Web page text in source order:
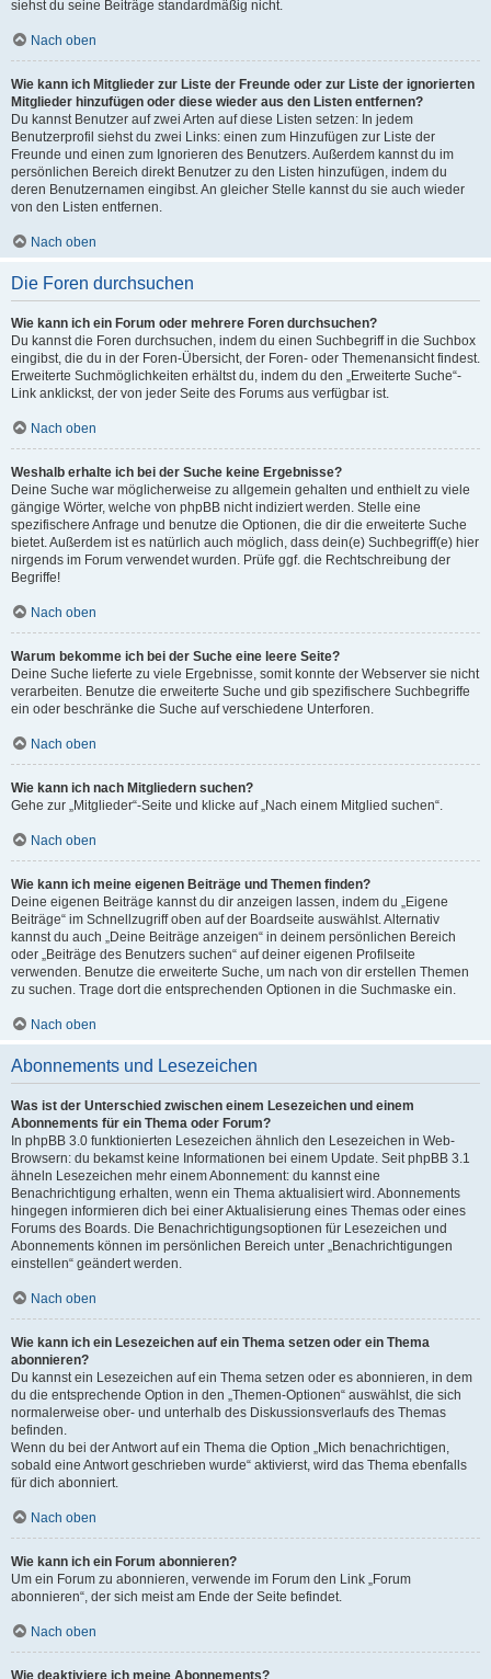
siehst du seine Beiträge standardmäßig nicht.
Nach oben
Wie kann ich Mitglieder zur Liste der Freunde oder zur Liste der ignorierten
Mitglieder hinzufügen oder diese wieder aus den Listen entfernen?
Du kannst Benutzer auf zwei Arten auf diese Listen setzen: In jedem
Benutzerprofil siehst du zwei Links: einen zum Hinzufügen zur Liste der
Freunde und einen zum Ignorieren des Benutzers. Außerdem kannst du im
persönlichen Bereich direkt Benutzer zu den Listen hinzufügen, indem du
deren Benutzernamen eingibst. An gleicher Stelle kannst du sie auch wieder
von den Listen entfernen.
Nach oben
Die Foren durchsuchen
Wie kann ich ein Forum oder mehrere Foren durchsuchen?
Du kannst die Foren durchsuchen, indem du einen Suchbegriff in die Suchbox
eingibst, die du in der Foren-Übersicht, der Foren- oder Themenansicht findest.
Erweiterte Suchmöglichkeiten erhältst du, indem du den „Erweiterte Suche“-
Link anklickst, der von jeder Seite des Forums aus verfügbar ist.
Nach oben
Weshalb erhalte ich bei der Suche keine Ergebnisse?
Deine Suche war möglicherweise zu allgemein gehalten und enthielt zu viele
gängige Wörter, welche von phpBB nicht indiziert werden. Stelle eine
spezifischere Anfrage und benutze die Optionen, die dir die erweiterte Suche
bietet. Außerdem ist es natürlich auch möglich, dass dein(e) Suchbegriff(e) hier
nirgends im Forum verwendet wurden. Prüfe ggf. die Rechtschreibung der
Begriffe!
Nach oben
Warum bekomme ich bei der Suche eine leere Seite?
Deine Suche lieferte zu viele Ergebnisse, somit konnte der Webserver sie nicht
verarbeiten. Benutze die erweiterte Suche und gib spezifischere Suchbegriffe
ein oder beschränke die Suche auf verschiedene Unterforen.
Nach oben
Wie kann ich nach Mitgliedern suchen?
Gehe zur „Mitglieder“-Seite und klicke auf „Nach einem Mitglied suchen“.
Nach oben
Wie kann ich meine eigenen Beiträge und Themen finden?
Deine eigenen Beiträge kannst du dir anzeigen lassen, indem du „Eigene
Beiträge“ im Schnellzugriff oben auf der Boardseite auswählst. Alternativ
kannst du auch „Deine Beiträge anzeigen“ in deinem persönlichen Bereich
oder „Beiträge des Benutzers suchen“ auf deiner eigenen Profilseite
verwenden. Benutze die erweiterte Suche, um nach von dir erstellen Themen
zu suchen. Trage dort die entsprechenden Optionen in die Suchmaske ein.
Nach oben
Abonnements und Lesezeichen
Was ist der Unterschied zwischen einem Lesezeichen und einem
Abonnements für ein Thema oder Forum?
In phpBB 3.0 funktionierten Lesezeichen ähnlich den Lesezeichen in Web-
Browsern: du bekamst keine Informationen bei einem Update. Seit phpBB 3.1
ähneln Lesezeichen mehr einem Abonnement: du kannst eine
Benachrichtigung erhalten, wenn ein Thema aktualisiert wird. Abonnements
hingegen informieren dich bei einer Aktualisierung eines Themas oder eines
Forums des Boards. Die Benachrichtigungsoptionen für Lesezeichen und
Abonnements können im persönlichen Bereich unter „Benachrichtigungen
einstellen“ geändert werden.
Nach oben
Wie kann ich ein Lesezeichen auf ein Thema setzen oder ein Thema
abonnieren?
Du kannst ein Lesezeichen auf ein Thema setzen oder es abonnieren, in dem
du die entsprechende Option in den „Themen-Optionen“ auswählst, die sich
normalerweise ober- und unterhalb des Diskussionsverlaufs des Themas
befinden.
Wenn du bei der Antwort auf ein Thema die Option „Mich benachrichtigen,
sobald eine Antwort geschrieben wurde“ aktivierst, wird das Thema ebenfalls
für dich abonniert.
Nach oben
Wie kann ich ein Forum abonnieren?
Um ein Forum zu abonnieren, verwende im Forum den Link „Forum
abonnieren“, der sich meist am Ende der Seite befindet.
Nach oben
Wie deaktiviere ich meine Abonnements?